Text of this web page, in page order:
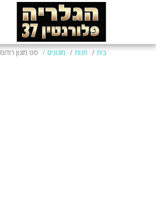
בית חנות מזנונים סט מזנון רודוס